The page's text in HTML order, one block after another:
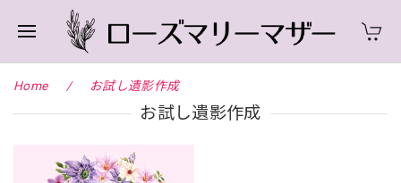
Home お試し遺影作成
お試し遺影作成